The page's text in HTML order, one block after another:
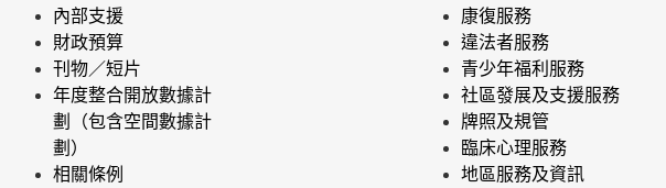
內部支援
財政預算
刊物／短片
年度整合開放數據計
劃（包含空間數據計
劃）
相關條例
康復服務
違法者服務
青少年福利服務
社區發展及支援服務
牌照及規管
臨床心理服務
地區服務及資訊